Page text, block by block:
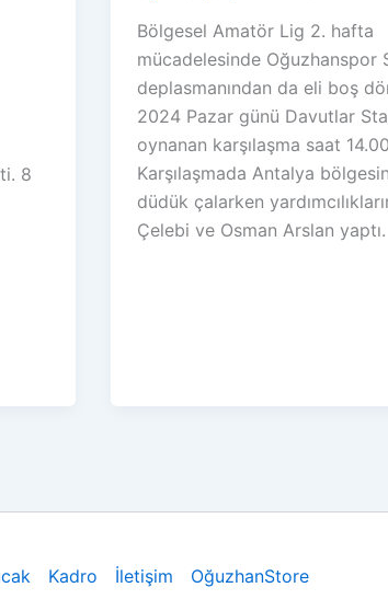
8
Bölgesel Amatör Lig 2. hafta
mücadelesinde Oğuzhanspor
deplasmanından da eli boş
2024 Pazar günü Davutlar
oynanan karşılaşma saat
Karşılaşmada Antalya
düdük çalarken
Çelebi ve Osman Arslan yaptı.
Kadro İletişim OğuzhanStore